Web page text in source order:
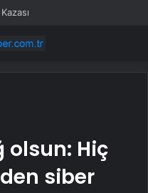
olsun: Hiç
siber